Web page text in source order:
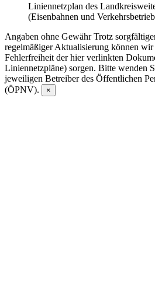
Liniennetzplan des
(Eisenbahnen und
Angaben ohne Gewähr Trotz
regelmäßiger Aktualisierung können
Fehlerfreiheit der hier verlinkten
Liniennetzpläne) sorgen. Bitte wenden
jeweiligen Betreiber des Öffentlichen
(ÖPNV).
×